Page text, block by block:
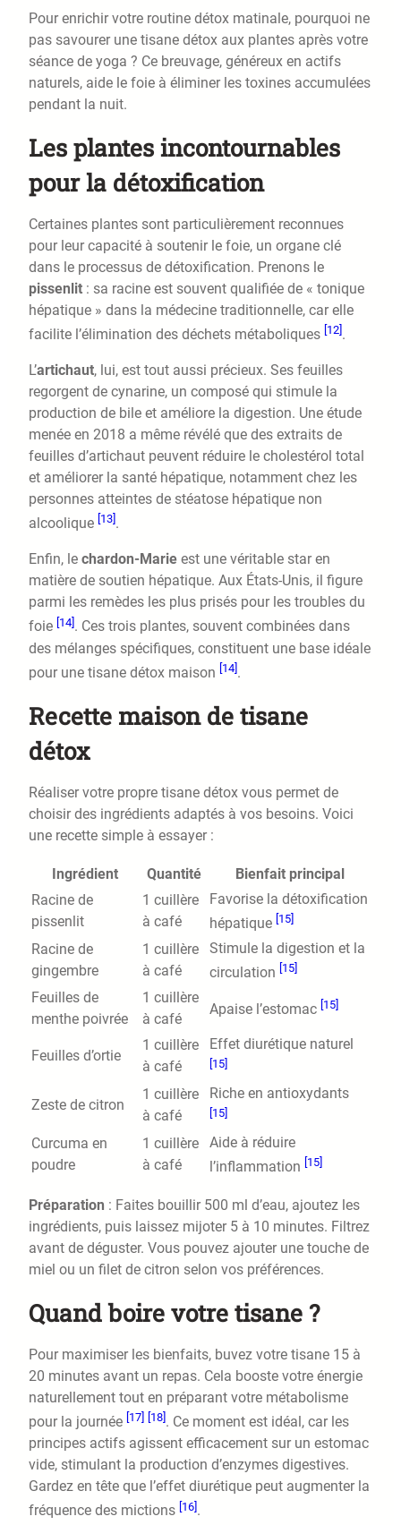
Pour enrichir votre routine détox matinale, pourquoi ne
pas savourer une tisane détox aux plantes après votre
séance de yoga ? Ce breuvage, généreux en actifs
naturels, aide le foie à éliminer les toxines accumulées
pendant la nuit.
Les plantes incontournables
pour la détoxification
Certaines plantes sont particulièrement reconnues
pour leur capacité à soutenir le foie, un organe clé
dans le processus de détoxification. Prenons le
pissenlit : sa racine est souvent qualifiée de « tonique
hépatique » dans la médecine traditionnelle, car elle
facilite l’élimination des déchets métaboliques [12] .
L’artichaut, lui, est tout aussi précieux. Ses feuilles
regorgent de cynarine, un composé qui stimule la
production de bile et améliore la digestion. Une étude
menée en 2018 a même révélé que des extraits de
feuilles d’artichaut peuvent réduire le cholestérol total
et améliorer la santé hépatique, notamment chez les
personnes atteintes de stéatose hépatique non
alcoolique [13] .
Enfin, le chardon-Marie est une véritable star en
matière de soutien hépatique. Aux États-Unis, il figure
parmi les remèdes les plus prisés pour les troubles du
foie [14]. Ces trois plantes, souvent combinées dans
des mélanges spécifiques, constituent une base idéale
pour une tisane détox maison [14] .
Recette maison de tisane
détox
Réaliser votre propre tisane détox vous permet de
choisir des ingrédients adaptés à vos besoins. Voici
une recette simple à essayer :
Ingrédient Quantité
Bienfait principal
Racine de
pissenlit
1 cuillère
à café
Favorise la détoxification
hépatique [15]
Racine de
gingembre
1 cuillère
à café
Stimule la digestion et la
circulation [15]
Feuilles de
menthe poivrée
1 cuillère
à café
Apaise l’estomac [15]
Feuilles d’ortie
1 cuillère
à café
Effet diurétique naturel
[15]
Zeste de citron
1 cuillère
à café
Riche en antioxydants
[15]
Curcuma en
poudre
1 cuillère
à café
Aide à réduire
l’inflammation [15]
Préparation : Faites bouillir 500 ml d’eau, ajoutez les
ingrédients, puis laissez mijoter 5 à 10 minutes. Filtrez
avant de déguster. Vous pouvez ajouter une touche de
miel ou un filet de citron selon vos préférences.
Quand boire votre tisane ?
Pour maximiser les bienfaits, buvez votre tisane 15 à
20 minutes avant un repas. Cela booste votre énergie
naturellement tout en préparant votre métabolisme
pour la journée [17] [18] . Ce moment est idéal, car les
principes actifs agissent efficacement sur un estomac
vide, stimulant la production d’enzymes digestives.
Gardez en tête que l’effet diurétique peut augmenter la
fréquence des mictions [16].